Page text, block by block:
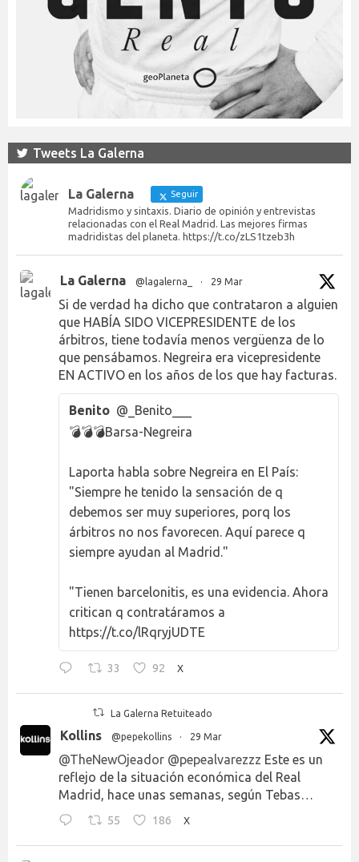
Tweets La Galerna
La Galerna Seguir
Madridismo y sintaxis. Diario de opinión y entrevistas
relacionadas con el Real Madrid. Las mejores firmas
madridistas del planeta. https://t.co/zLS1tzeb3h
La Galerna @lagalerna_ · 29 Mar
Si de verdad ha dicho que contrataron a alguien
que HABÍA SIDO VICEPRESIDENTE de los
árbitros, tiene todavía menos vergüenza de lo
que pensábamos. Negreira era vicepresidente
EN ACTIVO en los años de los que hay facturas.
Benito @_Benito___
💣💣💣Barsa-Negreira
Laporta habla sobre Negreira en El País:
"Siempre he tenido la sensación de q
debemos ser muy superiores, porq los
árbitros no nos favorecen. Aquí parece q
siempre ayudan al Madrid."
"Tienen barcelonitis, es una evidencia. Ahora
critican q contratáramos a
https://t.co/lRqryjUDTE
33 92 X
La Galerna Retuiteado
Kollins @pepekollins · 29 Mar
@TheNewOjeador @pepealvarezzz Este es un
reflejo de la situación económica del Real
Madrid, hace unas semanas, según Tebas…
55 186 X